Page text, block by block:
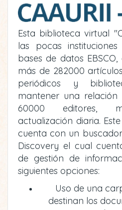
Esta biblioteca virtual
las pocas
bases de datos
más de 282000
periódicos y
mantener una
60000 editores,
actualización diaria.
cuenta con un
Discovery el cual
de gestión de
siguientes opciones:
Uso de una
destinan los